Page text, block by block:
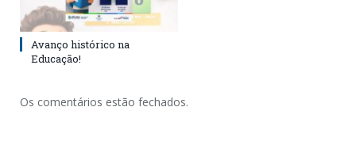
Avanço histórico na
Educação!
Os comentários estão fechados.